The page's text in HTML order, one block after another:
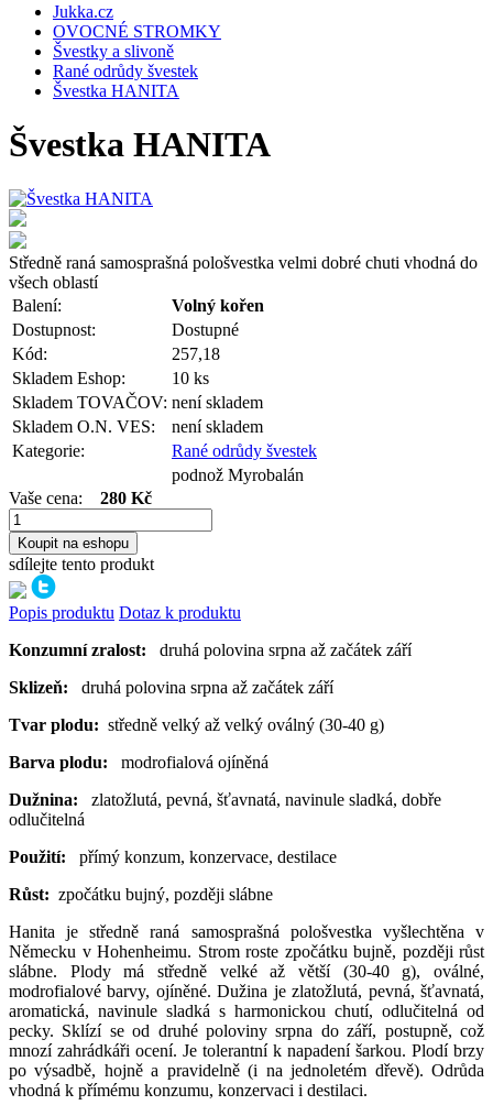
Jukka.cz
OVOCNÉ STROMKY
Švestky a slivoně
Rané odrůdy švestek
Švestka HANITA
Švestka HANITA
Středně raná samosprašná pološvestka velmi dobré chuti vhodná do
všech oblastí
Balení:
Volný kořen
Dostupnost:
Dostupné
Kód:
257,18
Skladem Eshop:
10 ks
Skladem TOVAČOV: není skladem
Skladem O.N. VES:
není skladem
Kategorie:
Rané odrůdy švestek
podnož Myrobalán
Vaše cena: 280 Kč
Koupit na eshopu
sdílejte tento produkt
Popis produktu Dotaz k produktu
Konzumní zralost: druhá polovina srpna až začátek září
Sklizeň: druhá polovina srpna až začátek září
Tvar plodu: středně velký až velký oválný (30-40 g)
Barva plodu: modrofialová ojíněná
Dužnina: zlatožlutá, pevná, šťavnatá, navinule sladká, dobře
odlučitelná
Použití: přímý konzum, konzervace, destilace
Růst: zpočátku bujný, později slábne
Hanita je středně raná samosprašná pološvestka vyšlechtěna v
Německu v Hohenheimu. Strom roste zpočátku bujně, později růst
slábne. Plody má středně velké až větší (30-40 g), oválné,
modrofialové barvy, ojíněné. Dužina je zlatožlutá, pevná, šťavnatá,
aromatická, navinule sladká s harmonickou chutí, odlučitelná od
pecky. Sklízí se od druhé poloviny srpna do září, postupně, což
mnozí zahrádkáři ocení. Je tolerantní k napadení šarkou. Plodí brzy
po výsadbě, hojně a pravidelně (i na jednoletém dřevě). Odrůda
vhodná k přímému konzumu, konzervaci i destilaci.